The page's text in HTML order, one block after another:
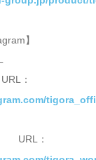
】
：
URL：